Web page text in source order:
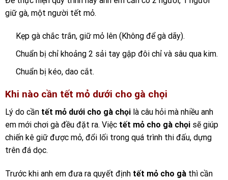
giữ gà, một người tết mỏ.
Kẹp gà chắc trắn, giữ mỏ lên (Không để gà dãy).
Chuẩn bị chỉ khoảng 2 sải tay gập đôi chỉ và sâu qua kim.
Chuẩn bị kéo, dao cắt.
Khi nào cần tết mỏ dưới cho gà chọi
Lý do cần tết mỏ dưới cho gà chọi là câu hỏi mà nhiều anh
em mới chơi gà đều đặt ra. Việc tết mỏ cho gà chọi sẽ giúp
chiến kê giữ được mỏ, đổi lối trong quá trình thi đấu, dựng
trên đá dọc.
Trước khi anh em đưa ra quyết định tết mỏ cho gà thì cần